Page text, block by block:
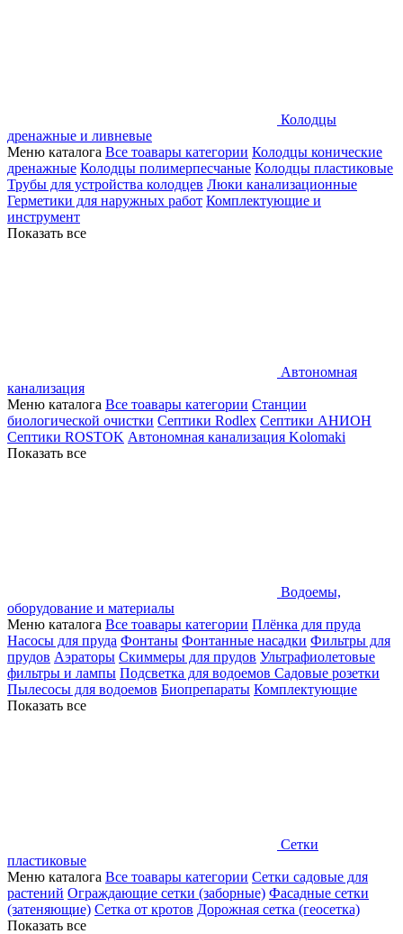
Колодцы
дренажные и ливневые
Меню каталога Все тоавары категории Колодцы конические
дренажные Колодцы полимерпесчаные Колодцы пластиковые
Трубы для устройства колодцев Люки канализационные
Герметики для наружных работ Комплектующие и
инструмент
Показать все
Автономная
канализация
Меню каталога Все тоавары категории Станции
биологической очистки Септики Rodlex Септики АНИОН
Септики ROSTOK Автономная канализация Kolomaki
Показать все
Водоемы,
оборудование и материалы
Меню каталога Все тоавары категории Плёнка для пруда
Насосы для пруда Фонтаны Фонтанные насадки Фильтры для
прудов Аэраторы Скиммеры для прудов Ультрафиолетовые
фильтры и лампы Подсветка для водоемов Садовые розетки
Пылесосы для водоемов Биопрепараты Комплектующие
Показать все
Сетки
пластиковые
Меню каталога Все тоавары категории Сетки садовые для
растений Ограждающие сетки (заборные) Фасадные сетки
(затеняющие) Сетка от кротов Дорожная сетка (геосетка)
Показать все